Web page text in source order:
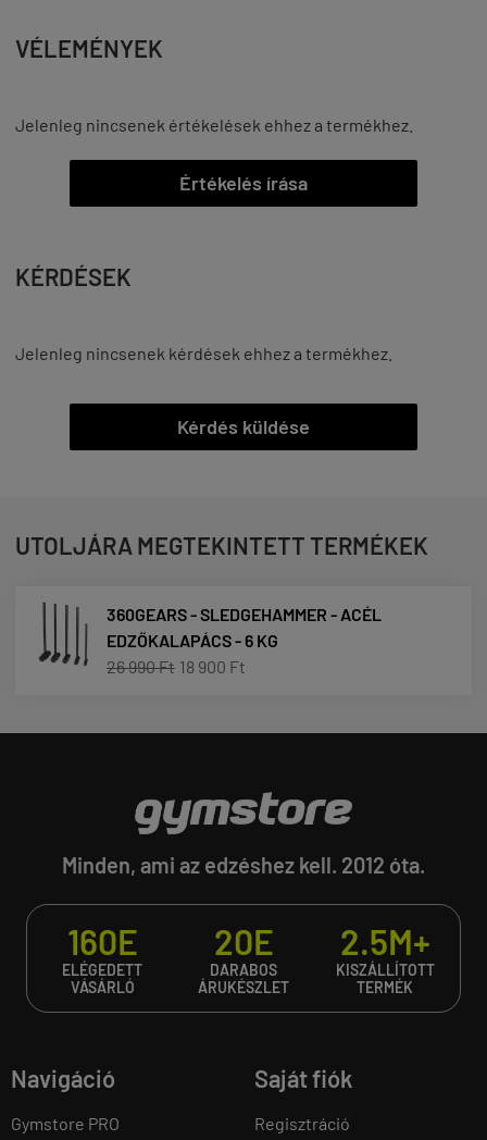
VÉLEMÉNYEK
Jelenleg nincsenek értékelések ehhez a termékhez.
Értékelés írása
KÉRDÉSEK
Jelenleg nincsenek kérdések ehhez a termékhez.
Kérdés küldése
UTOLJÁRA MEGTEKINTETT TERMÉKEK
360GEARS - SLEDGEHAMMER - ACÉL
EDZŐKALAPÁCS - 6 KG
26 990 Ft 18 900 Ft
Minden, ami az edzéshez kell. 2012 óta.
160E
ELÉGEDETT
VÁSÁRLÓ
20E
DARABOS
ÁRUKÉSZLET
2.5M+
KISZÁLLÍTOTT
TERMÉK
Navigáció
Gymstore PRO
Saját fiók
Regisztráció